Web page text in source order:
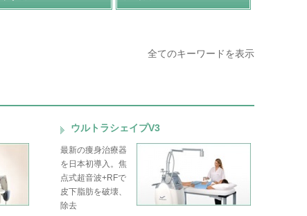
全てのキーワードを表示
ウルトラシェイプV3
最新の痩身治療器
を日本初導入。焦
点式超音波+RFで
皮下脂肪を破壊、
除去